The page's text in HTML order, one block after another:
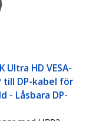
Ultra HD VESA-
till DP-kabel för
- Låsbara DP-